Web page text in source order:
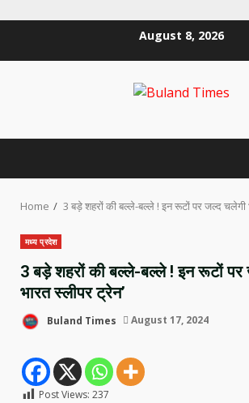
August 8, 2026
Home 3 बड़े शहरों की बल्ले-बल्ले ! इन रूटों पर जल्द चलेगी
मध्य प्रदेश
3 बड़े शहरों की बल्ले-बल्ले ! इन रूटों पर
भारत स्लीपर ट्रेन’
Buland Times August 17, 2024
Post Views: 237